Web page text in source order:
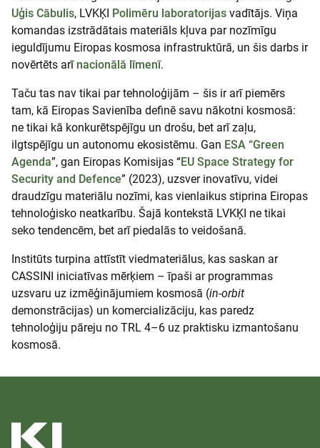
Uģis Cābulis, LVKĶI Polimēru laboratorijas vadītājs. Viņa
komandas izstrādātais materiāls kļuva par nozīmīgu
ieguldījumu Eiropas kosmosa infrastruktūrā, un šis darbs ir
novērtēts arī nacionālā līmenī.
Taču tas nav tikai par tehnoloģijām – šis ir arī piemērs
tam, kā Eiropas Savienība definē savu nākotni kosmosā:
ne tikai kā konkurētspējīgu un drošu, bet arī zaļu,
ilgtspējīgu un autonomu ekosistēmu. Gan ESA “Green
Agenda”, gan Eiropas Komisijas “EU Space Strategy for
Security and Defence” (2023), uzsver inovatīvu, videi
draudzīgu materiālu nozīmi, kas vienlaikus stiprina Eiropas
tehnoloģisko neatkarību. Šajā kontekstā LVKĶI ne tikai
seko tendencēm, bet arī piedalās to veidošanā.
Institūts turpina attīstīt viedmateriālus, kas saskan ar
CASSINI iniciatīvas mērķiem – īpaši ar programmas
uzsvaru uz izmēģinājumiem kosmosā (in-orbit
demonstrācijas) un komercializāciju, kas paredz
tehnoloģiju pāreju no TRL 4–6 uz praktisku izmantošanu
kosmosā.